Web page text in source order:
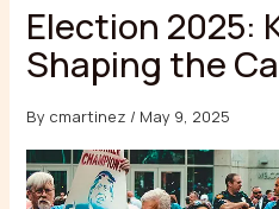
Election 2025:
Shaping the
By cmartinez / May 9, 2025